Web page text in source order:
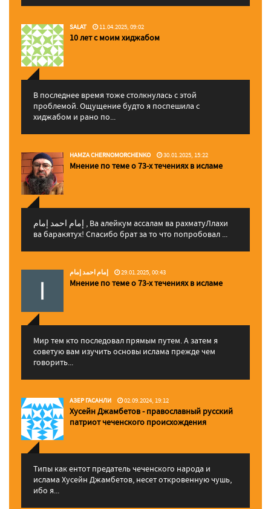
SALAT 11.04.2025, 09:02
10 лет с моим хиджабом
В последнее время тоже столкнулась с этой
проблемой. Ощущение будто я поспешила с
хиджабом и рано по...
HAMZA CHERNOMORCHENKO 30.01.2025, 15:22
Мнение по теме о 73-х течениях в исламе
إمام احمد إمام , Ва алейкум ассалам ва рахматуЛлахи
ва баракятух! Спасибо брат за то что попробовал ...
إمام احمد إمام 29.01.2025, 00:43
Мнение по теме о 73-х течениях в исламе
Мир тем кто последовал прямым путем. А затем я
советую вам изучить основы ислама прежде чем
говорить...
АЗЕР ГАСАНЛИ 02.09.2024, 19:12
Хусейн Джамбетов - православный русский
патриот чеченского происхождения
Типы как ентот предатель чеченского народа и
ислама Хусейн Джамбетов, несет откровенную чушь,
ибо я...